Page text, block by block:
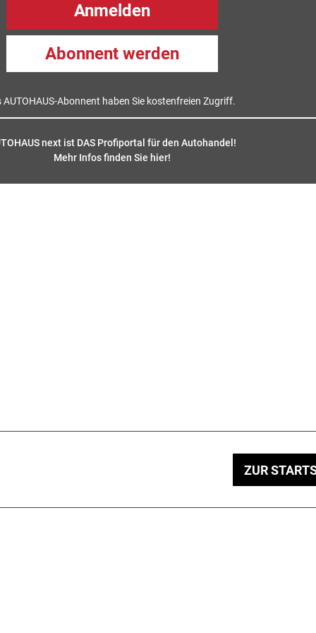
Anmelden
Abonnent werden
AUTOHAUS-Abonnent haben Sie kostenfreien Zugriff.
next ist DAS Profiportal für den Autohandel!
Mehr Infos finden Sie hier!
ZUR